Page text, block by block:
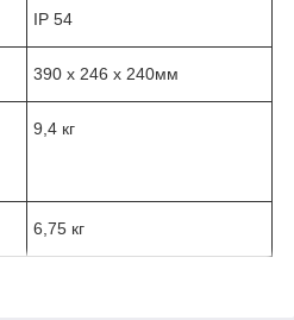
IP 54
390 х 246 х 240мм
9,4 кг
6,75 кг